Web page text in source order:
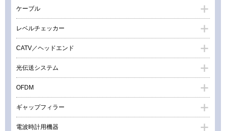
ケーブル
レベルチェッカー
CATV／ヘッドエンド
光伝送システム
OFDM
ギャップフィラー
電波時計用機器